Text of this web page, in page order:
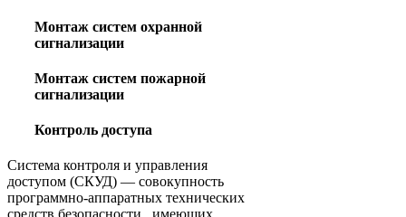
Монтаж систем охранной
сигнализации
Монтаж систем пожарной
сигнализации
Контроль доступа
Система контроля и управления
доступом (СКУД) — совокупность
программно-аппаратных технических